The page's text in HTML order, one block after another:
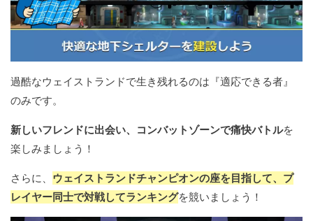
過酷なウェイストランドで生き残れるのは『適応できる者』
のみです。
新しいフレンドに出会い、コンバットゾーンで痛快バトルを
楽しみましょう！
さらに、 ウェイストランドチャンピオンの座を目指して、プ
レイヤー同士で対戦してランキングを競いましょう！